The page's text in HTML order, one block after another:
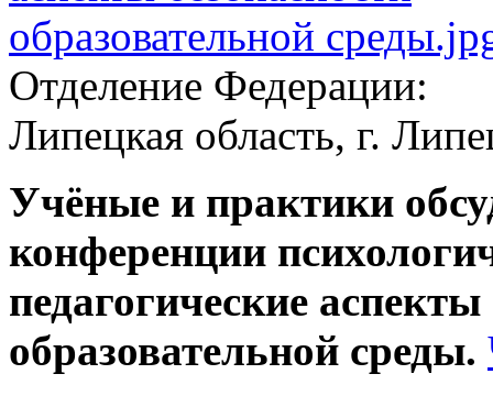
Отделение Федерации:
Липецкая область, г.
Учёные и практики
конференции
педагогические аспекты
образовательной среды.